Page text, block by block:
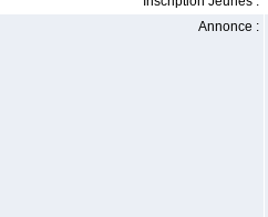
Annonce :